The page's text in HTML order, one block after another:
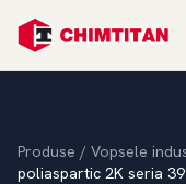
Produse / Vopsele
poliaspartic 2K seria